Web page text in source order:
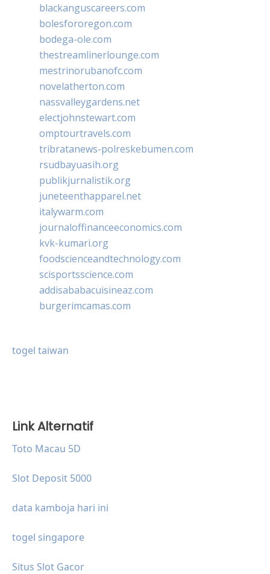
blackanguscareers.com
bolesfororegon.com
bodega-ole.com
thestreamlinerlounge.com
mestrinorubanofc.com
novelatherton.com
nassvalleygardens.net
electjohnstewart.com
omptourtravels.com
tribratanews-polreskebumen.com
rsudbayuasih.org
publikjurnalistik.org
juneteenthapparel.net
italywarm.com
journaloffinanceeconomics.com
kvk-kumari.org
foodscienceandtechnology.com
scisportsscience.com
addisababacuisineaz.com
burgerimcamas.com
togel taiwan
Link Alternatif
Toto Macau 5D
Slot Deposit 5000
data kamboja hari ini
togel singapore
Situs Slot Gacor